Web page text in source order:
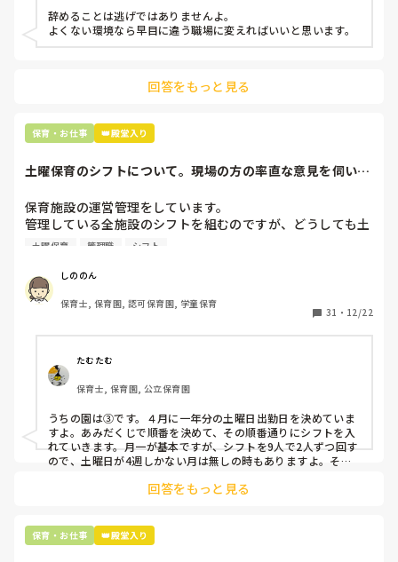
などいう意見で…
上の先生に相談することは難しそうです。
最後の職場にしようと思っていましたが
辞めることは逃げ、と、過去辞めた人も何年も言われ続けて
います
辞めることは逃げではありませんよ。
よくない環境なら早目に違う職場に変えればいいと思います。
回答をもっと見る
保育・お仕事 👑殿堂入り
土曜保育のシフトについて。現場の方の率直な意見を伺いた
保育施設の運営管理をしています。
管理している全施設のシフトを組むのですが、どうしても土
曜保育だけは入れる方が少なく、いつも苦労しています。
て入職しているはずですが、いざ勤務が始まると一日も土曜
出勤が出来ない方ばかりです。
①土曜日の希望休は2日まで、と制限をかける
②毎月、必ず土曜保育に入ることのできる日を1日だけピッ
クアップしてもらう
③仮シフトが出た時、土曜出勤が難しければ自身で代わりの
人を交渉して見つけてもらう
上記のいずれかの対策を取り入れることを考えています。
土曜保育 管理職 シフト
しののん
保育士, 保育園, 認可保育園, 学童保育
31 ・ 12/22
たむたむ
保育士, 保育園, 公立保育園
うちの園は③です。４月に一年分の土曜日出勤日を決めていま
すよ。あみだくじで順番を決めて、その順番通りにシフトを入
れていきます。月一が基本ですが、シフトを9人で2人ずつ回す
ので、土曜日が4週しかない月は無しの時もありますよ。その
て貰い、主任に報告してます。
回答をもっと見る
保育・お仕事 👑殿堂入り